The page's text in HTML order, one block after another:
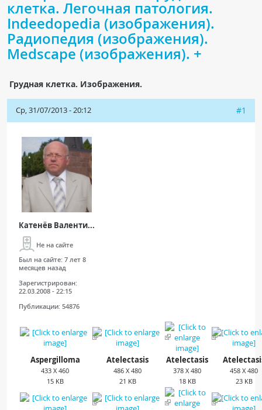
Наш сборник ссылок
Чат RADIOMED
ОБРАЗОВАНИЕ
Презентации
Публикации
Видео
Журнал "Лучевая диагностика и терапия"
КНИЖНЫЙ МАГАЗИН
Где пройти обследование
Компьютерная томография (КТ)
Магнитно-резонансная томография (МРТ)
Спросить врача
клетка. Легочная патология.
Indeedopedia (изображения).
Радиопедия (изображения).
Medscape (изображения). +
Грудная клетка. Изображения.
Ср, 31/07/2013 - 20:12 #1
Катенёв Валенти...
Не на сайте
Был на сайте: 7 лет 8
месяцев назад
Зарегистрирован:
22.03.2008 - 22:15
Публикации: 54876
Aspergilloma
433 X 460
15 KB
Atelectasis
486 X 480
21 KB
Atelectasis
378 X 480
18 KB
458 X 480
23 KB